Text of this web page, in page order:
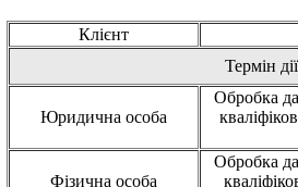
Клієнт
Термін
Юридична особа
Обробка
Фізична особа
Обробка